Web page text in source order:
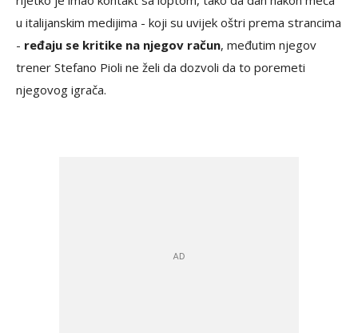
u italijanskim medijima - koji su uvijek oštri prema strancima
- ređaju se kritike na njegov račun, međutim njegov
trener Stefano Pioli ne želi da dozvoli da to poremeti
njegovog igrača.